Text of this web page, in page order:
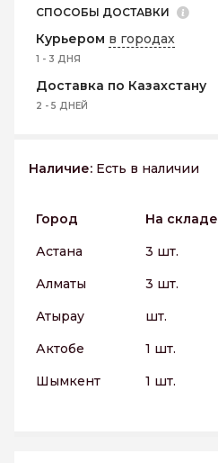
СПОСОБЫ ДОСТАВКИ
Курьером в городах
1 - 3 ДНЯ
Доставка по Казахстану
2 - 5 ДНЕЙ
Наличие: Есть в наличии
Город На складе
Астана
3 шт.
Алматы
3 шт.
Атырау
шт.
Актобе
1 шт.
Шымкент
1 шт.